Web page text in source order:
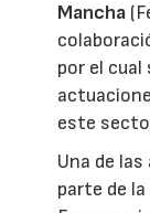
Mancha
por el
este
Una de
parte de